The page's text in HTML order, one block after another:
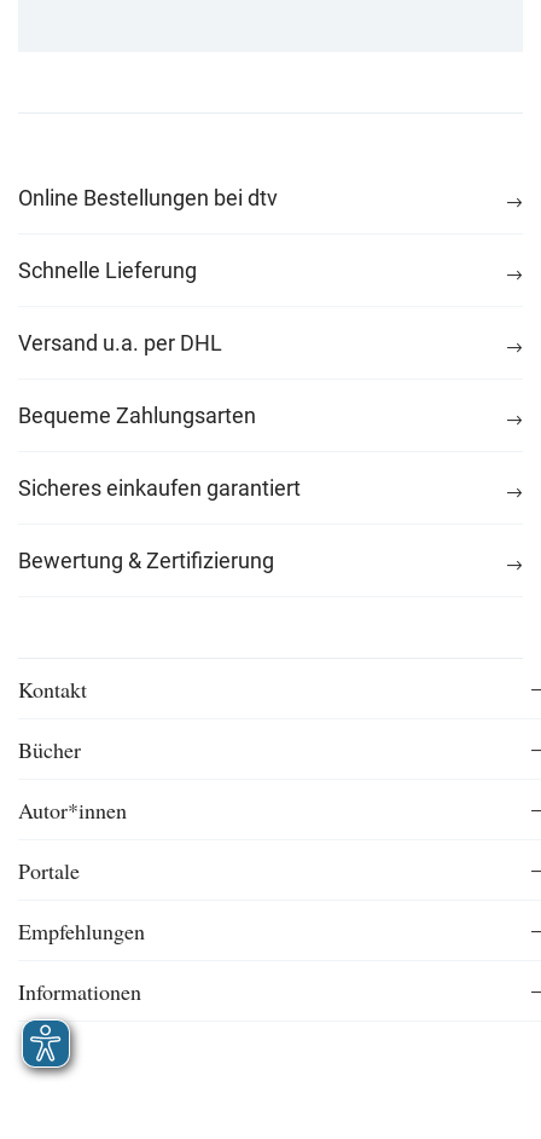
Online Bestellungen bei dtv
Schnelle Lieferung
Versand u.a. per DHL
Bequeme Zahlungsarten
Sicheres einkaufen garantiert
Bewertung & Zertifizierung
Kontakt
Bücher
Autor*innen
Portale
Empfehlungen
Informationen